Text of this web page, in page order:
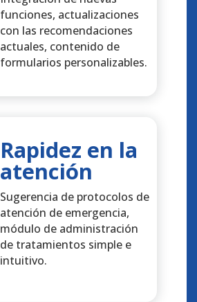
funciones, actualizaciones
con las recomendaciones
actuales, contenido de
formularios personalizables.
Rapidez en la
atención
Sugerencia de protocolos de
atención de emergencia,
módulo de administración
de tratamientos simple e
intuitivo.